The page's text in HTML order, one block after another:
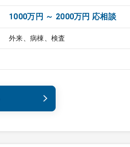
1000万円 ～ 2000万円 応相談
外来、病棟、検査